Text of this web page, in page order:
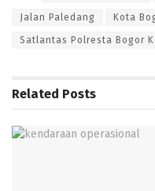
Jalan Paledang Kota
Satlantas Polresta Bogor
Related Posts